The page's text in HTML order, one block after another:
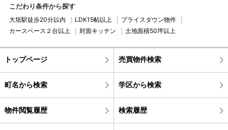
こだわり条件から探す
大垣駅徒歩20分以内 LDK15帖以上
プライスダウン物件
カースペース２台以上
対面キッチン 土地面積50坪以上
トップページ 売買物件検索
町名から検索 学区から検索
物件閲覧履歴 検索履歴